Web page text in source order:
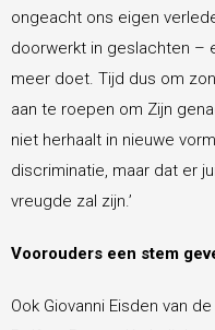
ongeacht ons eigen
doorwerkt in geslachten –
meer doet. Tijd dus om
aan te roepen om Zijn
niet herhaalt in nieuwe
discriminatie, maar dat er
vreugde zal zijn.’
Voorouders een stem
Ook Giovanni Eisden van